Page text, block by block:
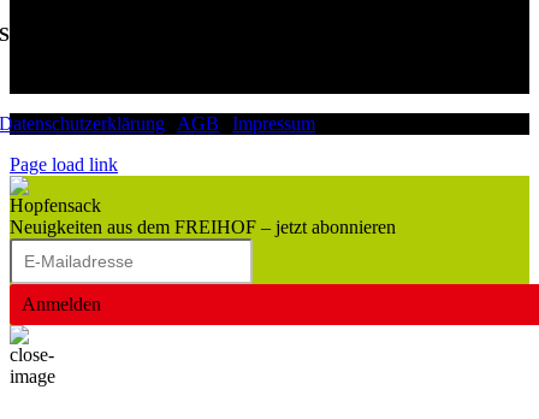
Swiss Location Award
Datenschutzerklärung AGB |Impressum
Page load link
Neuigkeiten aus dem FREIHOF – jetzt abonnieren
Anmelden